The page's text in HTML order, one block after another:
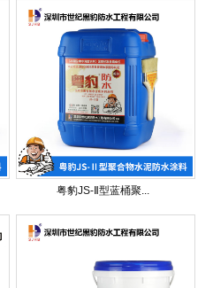
粤豹JS-Ⅱ型蓝桶聚...